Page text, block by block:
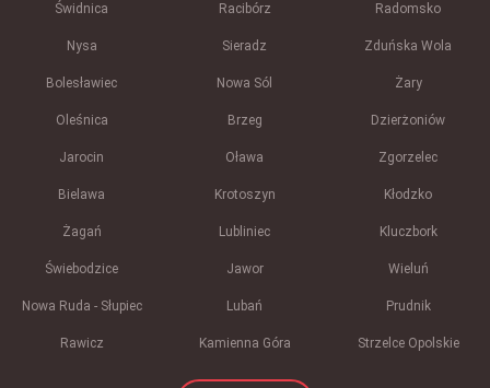
Świdnica Racibórz Radomsko
Nysa Sieradz Zduńska Wola
Bolesławiec Nowa Sól Żary
Oleśnica Brzeg Dzierżoniów
Jarocin Oława Zgorzelec
Bielawa Krotoszyn Kłodzko
Żagań Lubliniec Kluczbork
Świebodzice Jawor Wieluń
Nowa Ruda - Słupiec Lubań Prudnik
Rawicz Kamienna Góra Strzelce Opolskie